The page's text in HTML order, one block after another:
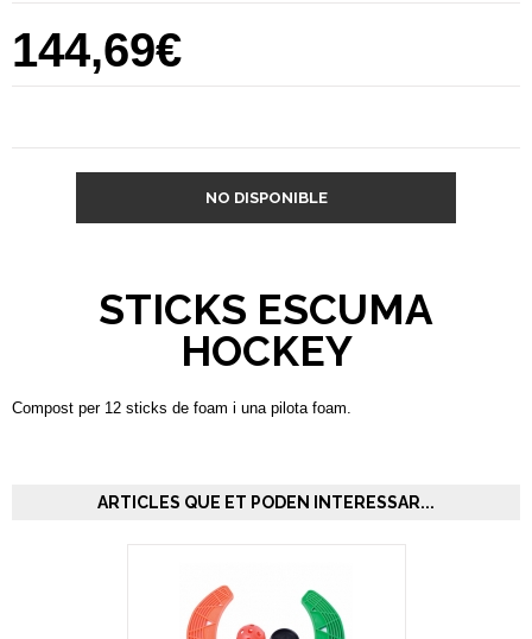
144,69€
NO DISPONIBLE
STICKS ESCUMA
HOCKEY
Compost per 12 sticks de foam i una pilota foam.
ARTICLES QUE ET PODEN INTERESSAR...